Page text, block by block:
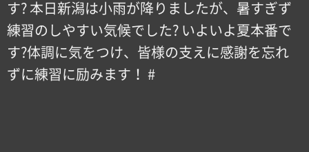
す? 本日新潟は小雨が降りましたが、暑すぎず
練習のしやすい気候でした? いよいよ夏本番で
す?体調に気をつけ、皆様の支えに感謝を忘れ
ずに練習に励みます！ #